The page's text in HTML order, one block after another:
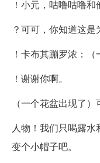
！小元，咕噜咕噜和
？可可，你知道这是
！卡布其蹦罗浓：（
！谢谢你啊。
（一个花盆出现了）
人物！我们只喝露
变个小帽子吧。